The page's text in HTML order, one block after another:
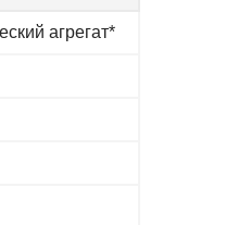
агрегат*